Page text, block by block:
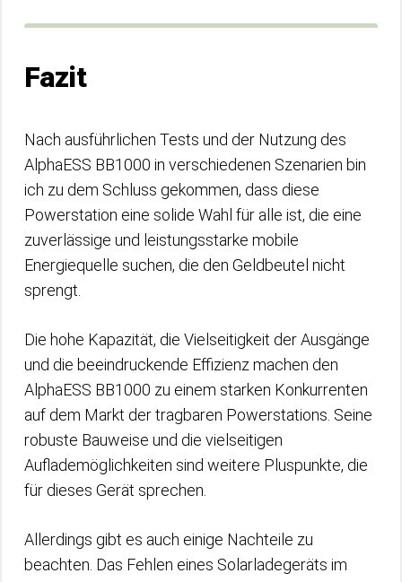
Fazit
Nach ausführlichen Tests und der Nutzung des
AlphaESS BB1000 in verschiedenen Szenarien bin
ich zu dem Schluss gekommen, dass diese
Powerstation eine solide Wahl für alle ist, die eine
zuverlässige und leistungsstarke mobile
Energiequelle suchen, die den Geldbeutel nicht
sprengt.
Die hohe Kapazität, die Vielseitigkeit der Ausgänge
und die beeindruckende Effizienz machen den
AlphaESS BB1000 zu einem starken Konkurrenten
auf dem Markt der tragbaren Powerstations. Seine
robuste Bauweise und die vielseitigen
Auflademöglichkeiten sind weitere Pluspunkte, die
für dieses Gerät sprechen.
Allerdings gibt es auch einige Nachteile zu
beachten. Das Fehlen eines Solarladegeräts im